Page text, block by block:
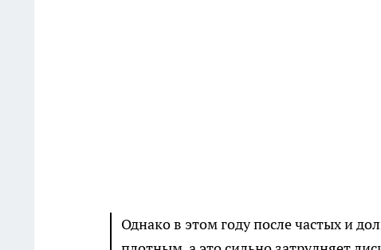
Однако в этом году после частых и